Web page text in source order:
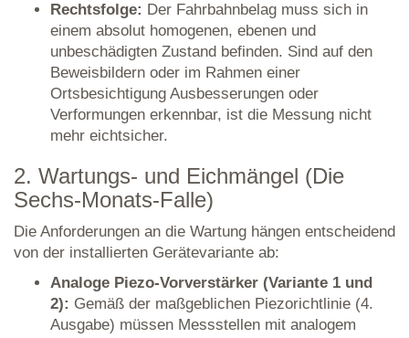
Rechtsfolge: Der Fahrbahnbelag muss sich in
einem absolut homogenen, ebenen und
unbeschädigten Zustand befinden. Sind auf den
Beweisbildern oder im Rahmen einer
Ortsbesichtigung Ausbesserungen oder
Verformungen erkennbar, ist die Messung nicht
mehr eichtsicher.
2. Wartungs- und Eichmängel (Die
Sechs-Monats-Falle)
Die Anforderungen an die Wartung hängen entscheidend
von der installierten Gerätevariante ab:
Analoge Piezo-Vorverstärker (Variante 1 und
2): Gemäß der maßgeblichen Piezorichtlinie (4.
Ausgabe) müssen Messstellen mit analogem